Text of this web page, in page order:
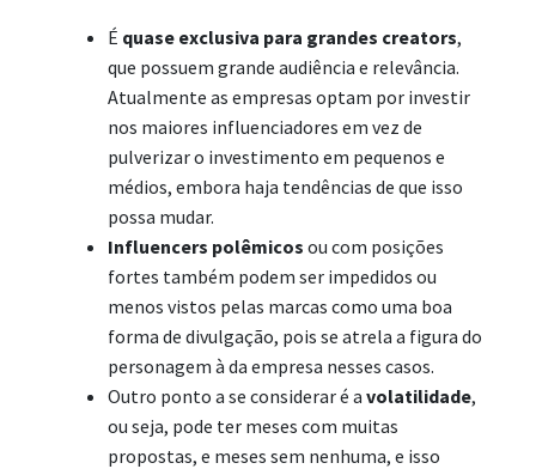
É quase exclusiva para grandes creators,
que possuem grande audiência e relevância.
Atualmente as empresas optam por investir
nos maiores influenciadores em vez de
pulverizar o investimento em pequenos e
médios, embora haja tendências de que isso
possa mudar.
Influencers polêmicos ou com posições
fortes também podem ser impedidos ou
menos vistos pelas marcas como uma boa
forma de divulgação, pois se atrela a figura do
personagem à da empresa nesses casos.
Outro ponto a se considerar é a volatilidade,
ou seja, pode ter meses com muitas
propostas, e meses sem nenhuma, e isso